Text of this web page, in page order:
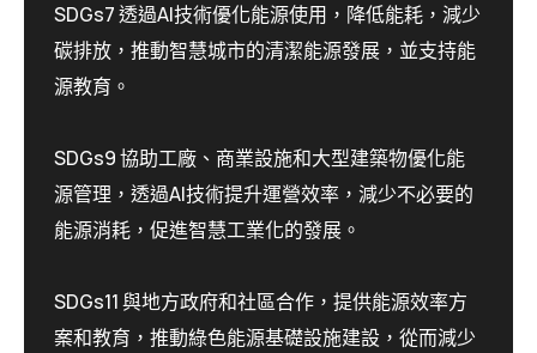
SDGs7 透過AI技術優化能源使用，降低能耗，減少
碳排放，推動智慧城市的清潔能源發展，並支持能
源教育。
SDGs9 協助工廠、商業設施和大型建築物優化能
源管理，透過AI技術提升運營效率，減少不必要的
能源消耗，促進智慧工業化的發展。
SDGs11 與地方政府和社區合作，提供能源效率方
案和教育，推動綠色能源基礎設施建設，從而減少